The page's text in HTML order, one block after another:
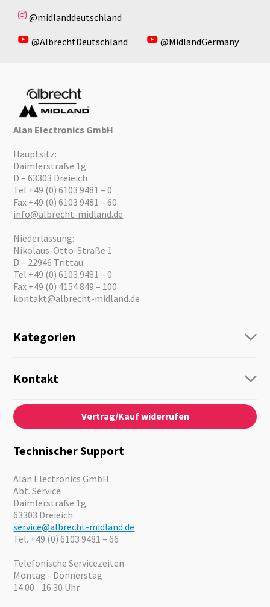
@midlanddeutschland
@AlbrechtDeutschland
@MidlandGermany
Alan Electronics GmbH
Hauptsitz:
Daimlerstraße 1g
D – 63303 Dreieich
Tel +49 (0) 6103 9481 – 0
Fax +49 (0) 6103 9481 – 60
info@albrecht-midland.de
Niederlassung:
Nikolaus-Otto-Straße 1
D – 22946 Trittau
Tel +49 (0) 6103 9481 – 0
Fax +49 (0) 4154 849 – 100
kontakt@albrecht-midland.de
Kategorien
Personenführung
Audio
Notfallvorsorge
Motorrad
Angebote
Kontakt
Kontaktformular
Über Uns
News
Karriere
Kataloge
Vertrag/Kauf widerrufen
Technischer Support
Alan Electronics GmbH
Abt. Service
Daimlerstraße 1g
63303 Dreieich
service@albrecht-midland.de
Tel. +49 (0) 6103 9481 – 66
Telefonische Servicezeiten
Montag - Donnerstag
14.00 - 16.30 Uhr